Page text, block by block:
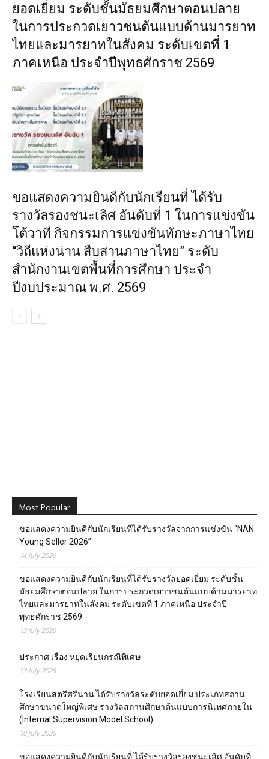
ยอดเยี่ยม ระดับชั้นมัธยมศึกษาตอนปลาย
ในการประกวดเยาวชนต้นแบบด้านมารยาท
ไทยและมารยาทในสังคม ระดับเขตที่ 1
ภาคเหนือ ประจำปีพุทธศักราช 2569
ขอแสดงความยินดีกับนักเรียนที่ ได้รับ
รางวัลรองชนะเลิศ อันดับที่ 1 ในการแข่งขัน
โต้วาที กิจกรรมการแข่งขันทักษะภาษาไทย
“วิถีแห่งน่าน สืบสานภาษาไทย” ระดับ
สำนักงานเขตพื้นที่การศึกษา ประจำ
ปีงบประมาณ พ.ศ. 2569
Most Popular
ขอแสดงความยินดีกับนักเรียนที่ได้รับรางวัลจากการแข่งขัน “NAN
Young Seller 2026”
14 July 2026
ขอแสดงความยินดีกับนักเรียนที่ได้รับรางวัลยอดเยี่ยม ระดับชั้น
มัธยมศึกษาตอนปลาย ในการประกวดเยาวชนต้นแบบด้านมารยาท
ไทยและมารยาทในสังคม ระดับเขตที่ 1 ภาคเหนือ ประจำปี
พุทธศักราช 2569
13 July 2026
ประกาศ เรื่อง หยุดเรียนกรณีพิเศษ
13 July 2026
โรงเรียนสตรีศรีน่าน ได้รับรางวัลระดับยอดเยี่ยม ประเภทสถาน
ศึกษาขนาดใหญ่พิเศษ รางวัลสถานศึกษาต้นแบบการนิเทศภายใน
(Internal Supervision Model School)
10 July 2026
ขอแสดงความยินดีกับนักเรียนที่ ได้รับรางวัลรองชนะเลิศ อันดับที่